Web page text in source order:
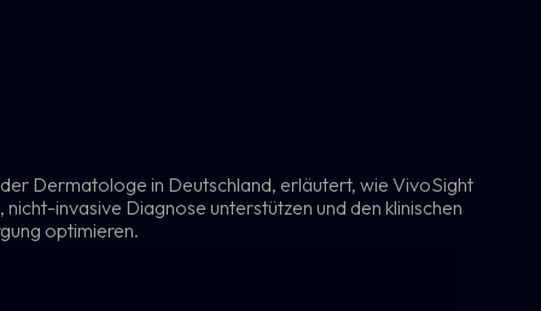
Dermatologe in Deutschland, erläutert, wie VivoSight
invasive Diagnose unterstützen und den klinischen
optimieren.